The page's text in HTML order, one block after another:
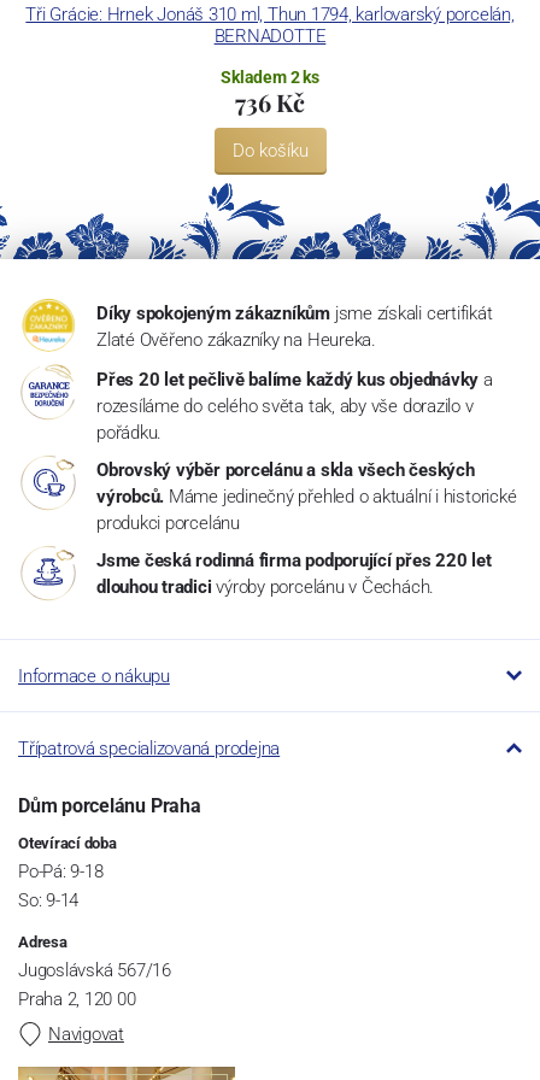
Tři Grácie: Hrnek Jonáš 310 ml, Thun 1794, karlovarský porcelán,
BERNADOTTE
Skladem 2 ks
736 Kč
Do košíku
Díky spokojeným zákazníkům jsme získali certifikát
Zlaté Ověřeno zákazníky na Heureka.
Přes 20 let pečlivě balíme každý kus objednávky a
rozesíláme do celého světa tak, aby vše dorazilo v
pořádku.
Obrovský výběr porcelánu a skla všech českých
výrobců. Máme jedinečný přehled o aktuální i historické
produkci porcelánu
Jsme česká rodinná firma podporující přes 220 let
dlouhou tradici výroby porcelánu v Čechách.
Informace o nákupu
Třípatrová specializovaná prodejna
Dům porcelánu Praha
Otevírací doba
Po-Pá: 9-18
So: 9-14
Adresa
Jugoslávská 567/16
Praha 2, 120 00
Navigovat